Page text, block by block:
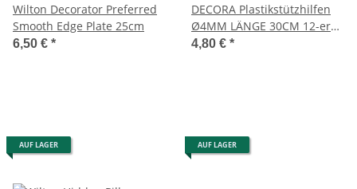
Wilton Decorator Preferred
Smooth Edge Plate 25cm
6,50 € *
DECORA Plastikstützhilfen
Ø4MM LÄNGE 30CM 12-er
Pack
4,80 € *
AUF LAGER AUF LAGER